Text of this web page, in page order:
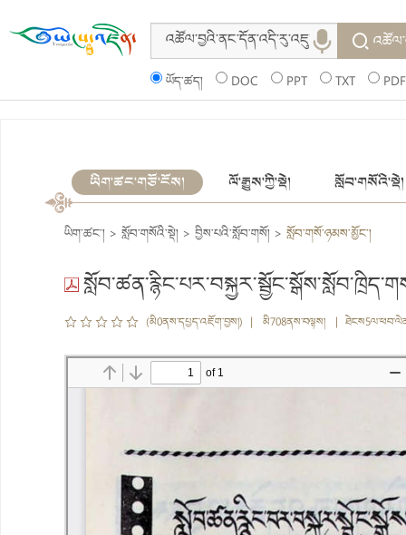
ཡོད་ཚད། DOC PPT TXT PDF
ཡིག་ཚང་གཙོ་ངོས། ལོ་རྒྱུས་ཀྱི་སྡེ། སློབ་གསོའི་སྡེ།
ཡིག་ཚང་། > སློབ་གསོའི་སྡེ། > བྱིས་པའི་སློབ་གསོ། > སློབ་གསོ་ཉམས་མྱོང་།
(མི0ནས་དཔྱད་འཇོག་བྱས།) | མི708ནས་བལྟས། |